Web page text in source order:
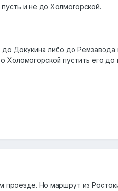
и не до Холмогорской.
Докукина либо до
Холомогорской пустить его до
проезде. Но маршрут из